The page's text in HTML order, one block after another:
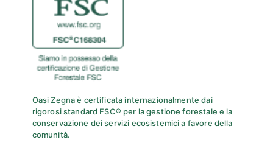
Oasi Zegna è certificata internazionalmente dai
rigorosi standard FSC® per la gestione forestale e la
conservazione dei servizi ecosistemici a favore della
comunità.